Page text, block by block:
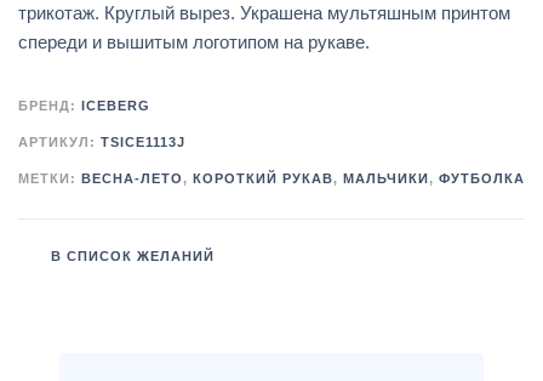
трикотаж. Круглый вырез. Украшена мультяшным принтом
спереди и вышитым логотипом на рукаве.
БРЕНД: ICEBERG
АРТИКУЛ: TSICE1113J
МЕТКИ: ВЕСНА-ЛЕТО, КОРОТКИЙ РУКАВ, МАЛЬЧИКИ , ФУТБОЛКА
В СПИСОК ЖЕЛАНИЙ